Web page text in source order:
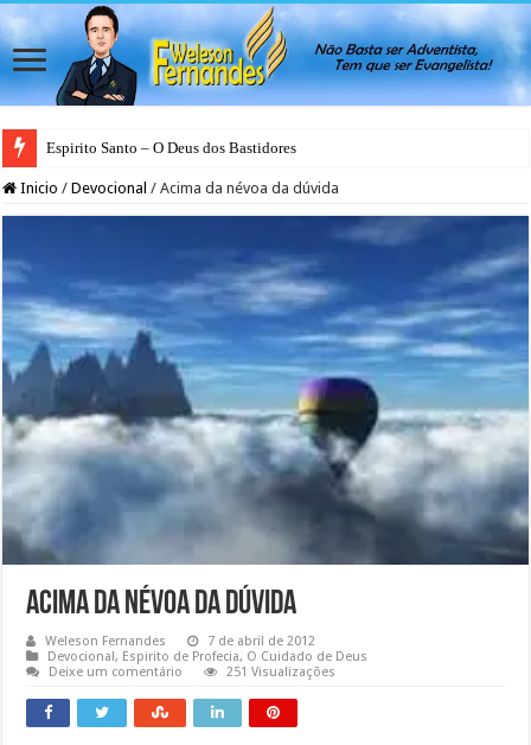
Espirito Santo – O Deus dos Bastidores
Inicio / Devocional / Acima da névoa da dúvida
Acima da névoa da dúvida
Weleson Fernandes
7 de abril de 2012
Devocional, Espirito de Profecia, O Cuidado de Deus
Deixe um comentário
251 Visualizações